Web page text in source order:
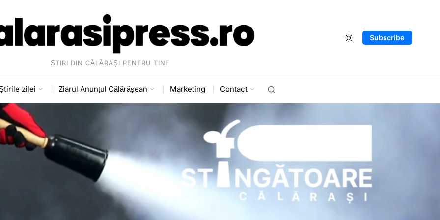
ȘTIRI DIN CĂLĂRAȘI PENTRU TINE
Subscribe
zilei Ziarul Anunțul Călărășean Marketing Contact